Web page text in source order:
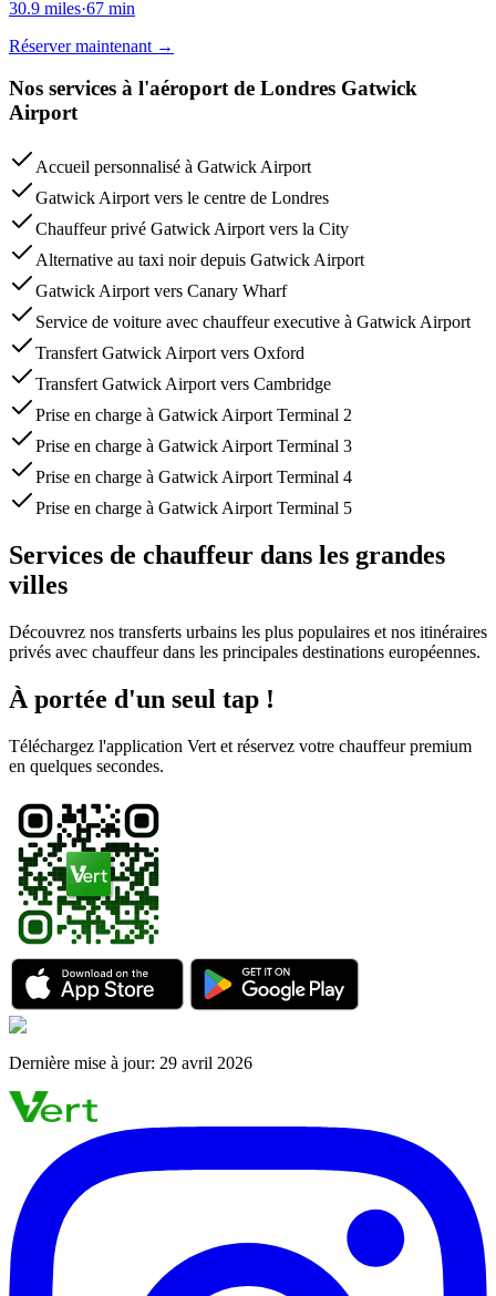
30.9 miles·67 min
Réserver maintenant →
Nos services à l'aéroport de Londres Gatwick
Airport
Accueil personnalisé à Gatwick Airport
Gatwick Airport vers le centre de Londres
Chauffeur privé Gatwick Airport vers la City
Alternative au taxi noir depuis Gatwick Airport
Gatwick Airport vers Canary Wharf
Service de voiture avec chauffeur executive à Gatwick Airport
Transfert Gatwick Airport vers Oxford
Transfert Gatwick Airport vers Cambridge
Prise en charge à Gatwick Airport Terminal 2
Prise en charge à Gatwick Airport Terminal 3
Prise en charge à Gatwick Airport Terminal 4
Prise en charge à Gatwick Airport Terminal 5
Services de chauffeur dans les grandes
villes
Découvrez nos transferts urbains les plus populaires et nos itinéraires
privés avec chauffeur dans les principales destinations européennes.
À portée d'un seul tap !
Téléchargez l'application Vert et réservez votre chauffeur premium
en quelques secondes.
Dernière mise à jour: 29 avril 2026